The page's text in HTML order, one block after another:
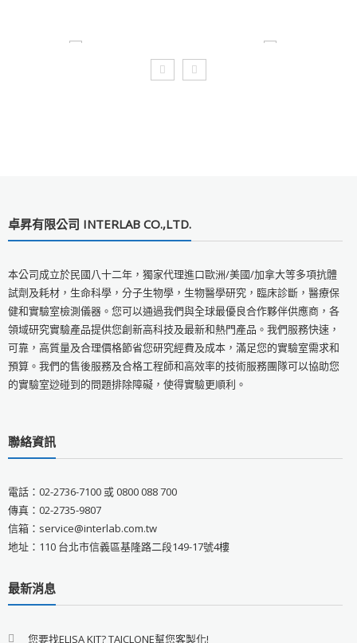
卓昇有限公司 INTERLAB CO.,LTD.
本公司成立於民國八十二年，獨家代理進口歐洲/美國/加拿大等多項抗體
試劑及耗材，生命科學，分子生物學，生物醫學研究，臨床診斷，醫療保
健和實驗室檢測儀器。您可以通過我們與全球最優良合作夥伴供應商，各
領域研究實驗產品提供您創新高科技及最新和熱門產品。我們服務快速，
可靠，高質量及合理價格節省您研究經費及成本，滿足您的實驗室需求和
預算。我們的售後服務及合格工程師和高效率的技術服務團隊可以協助您
的實驗室逤碰到的問題排除障礙，使得實驗更順利。
聯絡資訊
電話：02-2736-7100 或 0800 088 700
傳真：02-2735-9807
信箱：service@interlab.com.tw
地址：110 台北市信義區基隆路二段149-17號4樓
最新消息
您要找ELISA KIT? TAICLONE幫您客製化!